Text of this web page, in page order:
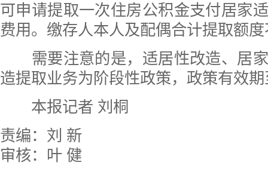
可申请提取一次住房公积金支付居家
费用。缴存人本人及配偶合计提取额
需要注意的是，适居性改造、居家
造提取业务为阶段性政策，政策有效
本报记者 刘桐
责编：刘 新
审核：叶 健